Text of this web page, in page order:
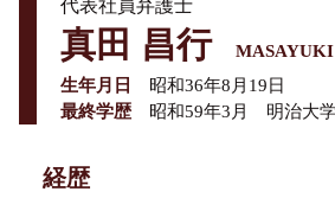
代表社員弁護士
真田 昌行
生年月日
昭和36年8月19日
最終学歴
昭和59年3月 明治大
経歴